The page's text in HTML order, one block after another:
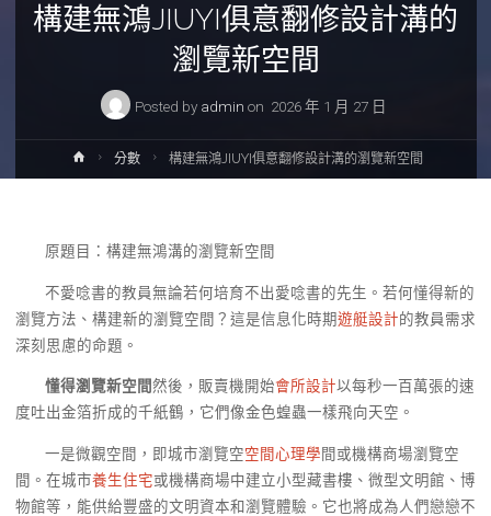
構建無鴻JIUYI俱意翻修設計溝的
瀏覽新空間
Posted by admin on 2026 年 1 月 27 日
Home分數 構建無鴻JIUYI俱意翻修設計溝的瀏覽新空間
原題目：構建無鴻溝的瀏覽新空間
不愛唸書的教員無論若何培育不出愛唸書的先生。若何懂得新的
瀏覽方法、構建新的瀏覽空間？這是信息化時期遊艇設計的教員需求
深刻思慮的命題。
懂得瀏覽新空間然後，販賣機開始會所設計以每秒一百萬張的速
度吐出金箔折成的千紙鶴，它們像金色蝗蟲一樣飛向天空。
一是微觀空間，即城市瀏覽空空間心理學間或機構商場瀏覽空
間。在城市養生住宅或機構商場中建立小型藏書樓、微型文明館、博
物館等，能供給豐盛的文明資本和瀏覽體驗。它也將成為人們戀戀不